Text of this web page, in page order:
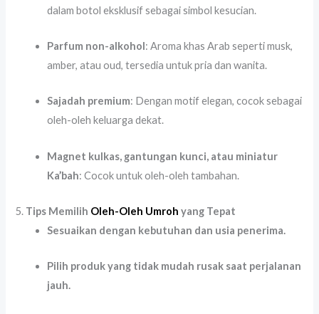
dalam botol eksklusif sebagai simbol kesucian.
Parfum non-alkohol: Aroma khas Arab seperti musk,
amber, atau oud, tersedia untuk pria dan wanita.
Sajadah premium: Dengan motif elegan, cocok sebagai
oleh-oleh keluarga dekat.
Magnet kulkas, gantungan kunci, atau miniatur
Ka’bah: Cocok untuk oleh-oleh tambahan.
5. Tips Memilih Oleh-Oleh Umroh yang Tepat
Sesuaikan dengan kebutuhan dan usia penerima.
Pilih produk yang tidak mudah rusak saat perjalanan
jauh.